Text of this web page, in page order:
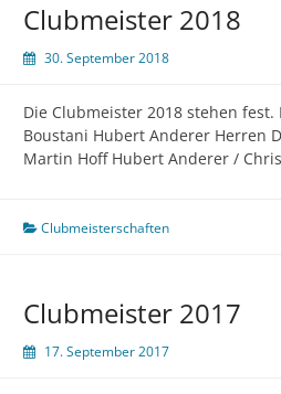
Clubmeister 2018
30. September 2018
Die Clubmeister 2018 stehen
Boustani Hubert Anderer Herren
Martin Hoff Hubert Anderer /
Clubmeisterschaften
Clubmeister 2017
17. September 2017